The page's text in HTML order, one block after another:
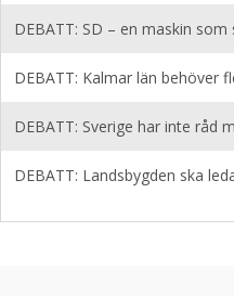
DEBATT: SD – en maskin
DEBATT: Kalmar län behöver
DEBATT: Sverige har inte råd
DEBATT: Landsbygden ska